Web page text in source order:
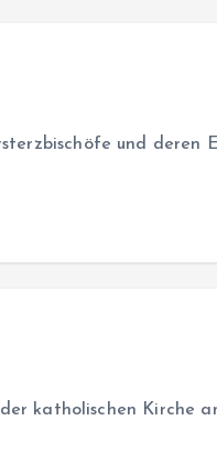
und deren
katholischen Kirche